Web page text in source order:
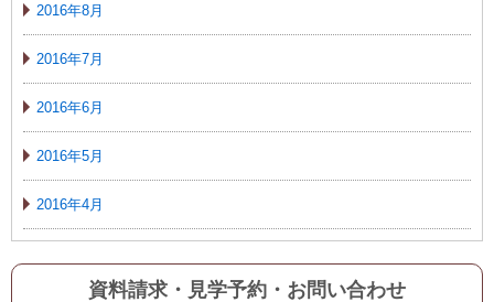
2016年8月
2016年7月
2016年6月
2016年5月
2016年4月
資料請求・見学予約 ・ お問い合わせ